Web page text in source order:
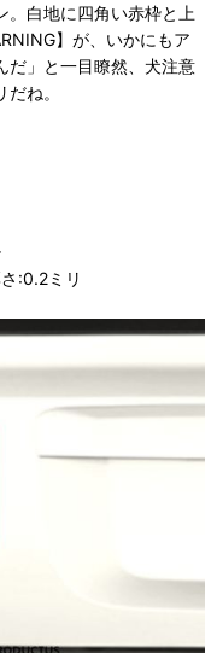
。白地に四角い赤枠と上
】が、いかにもア
だ」と一目瞭然、犬注意
ね。
:0.2ミリ